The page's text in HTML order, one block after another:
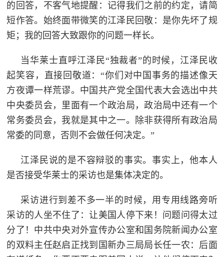
的回答，不客气地提醒：记得我们之前的约定，请简
短作答。始终面带微笑的江泽民回敬：是你先坏了规
矩；我的回答大致跟你的问题一样长。
当华莱士直呼江泽民“独裁者”的时候，江泽民收
起笑容，直接回敬道：“你们对中国事务的描述像天
方夜谭一样荒谬。中国共产党全国代表大会选出中共
中央委员会，里面有一个政治局，政治局中还有一个
常务委员会，我就是其中之一。除非获得所有政治局
常委的同意，否则不会做任何决定。”
江泽民说的是不容辩驳的事实。事实上，他本人
是否接受华莱士的采访也是集体决定的。
采访进行到差不多一半的时候，用专用线路旁听
采访的人坐不住了：让美国人停下来！问题问得太过
分了！中共中央对外宣传办公室和国务院新闻办公室
的双料主任赵启正找到国新办三局局长任一农：后面